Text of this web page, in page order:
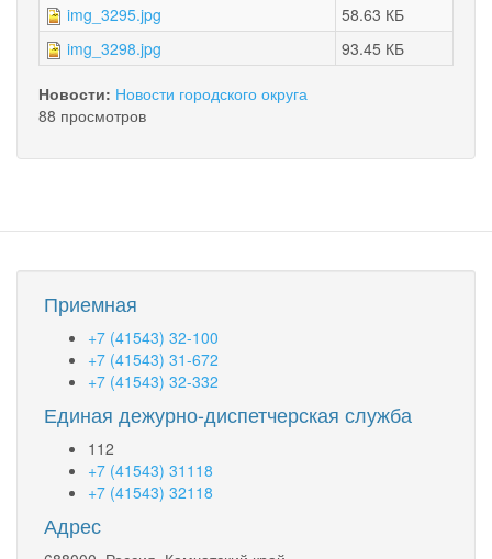
img_3295.jpg
58.63 КБ
img_3298.jpg
93.45 КБ
Новости: Новости городского округа
88 просмотров
Приемная
+7 (41543) 32-100
+7 (41543) 31-672
+7 (41543) 32-332
Единая дежурно-диспетчерская служба
112
+7 (41543) 31118
+7 (41543) 32118
Адрес